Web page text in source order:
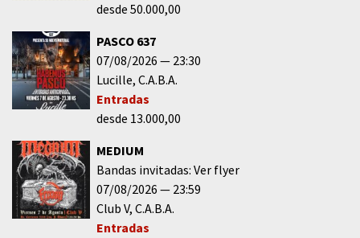
desde 50.000,00
PASCO 637
07/08/2026
23:30
Lucille C.A.B.A.
Entradas
desde 13.000,00
MEDIUM
Bandas invitadas: Ver flyer
07/08/2026
23:59
Club V C.A.B.A.
Entradas